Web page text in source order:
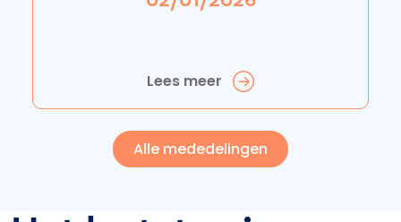
Lees meer
Alle mededelingen